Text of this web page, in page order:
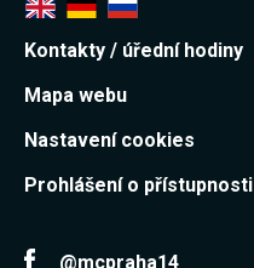
Kontakty / úřední hodiny
Mapa webu
Nastavení cookies
Prohlášení o přístupnosti
@mcpraha14